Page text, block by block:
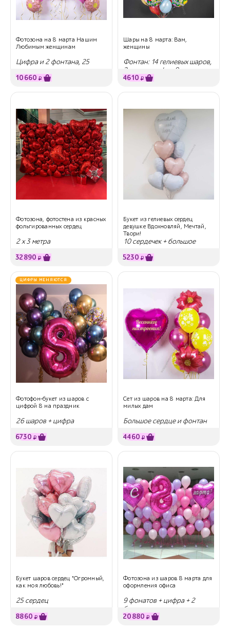
Фотозона на 8 марта Нашим
Любимым женщинам
Цифра и 2 фонтана, 25
10660 ₽
Шары на 8 марта: Вам,
женщины
Фонтан: 14 гелиевых шаров,
2 круга и цифра 8
4610 ₽
Фотозона, фотостена из красных
фольгированных сердец
2 х 3 метра
32890 ₽
Букет из гелиевых сердец
девушке Вдохновляй, Мечтай,
Твори!
10 сердечек + большое
5230 ₽
ЦИФРЫ МЕНЯЮТСЯ
Фотофон-букет из шаров с
цифрой 8 на праздник
26 шаров + цифра
6730 ₽
Сет из шаров на 8 марта: Для
милых дам
Большое сердце и фонтан
4460 ₽
Букет шаров сердец "Огромный,
как моя любовь!"
25 сердец
8860 ₽
Фотозона из шаров 8 марта для
оформления офиса
9 фонатов + цифра + 2
больших сердца
20880 ₽